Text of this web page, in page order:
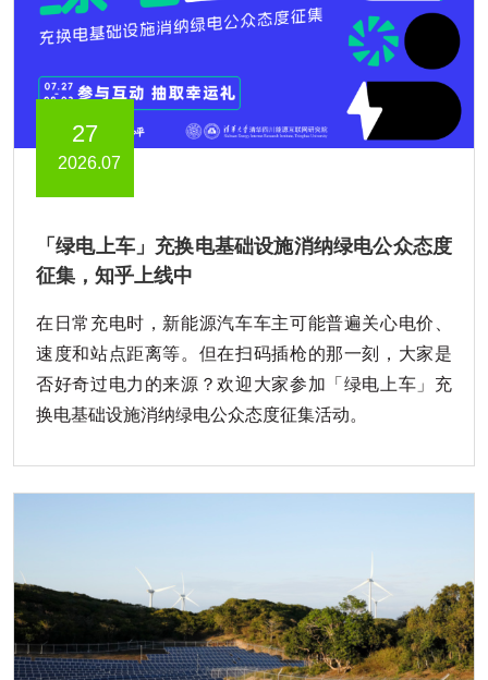
27
2026.07
「绿电上车」充换电基础设施消纳绿电公众态度
征集，知乎上线中
在日常充电时，新能源汽车车主可能普遍关心电价、
速度和站点距离等。但在扫码插枪的那一刻，大家是
否好奇过电力的来源？欢迎大家参加「绿电上车」充
换电基础设施消纳绿电公众态度征集活动。